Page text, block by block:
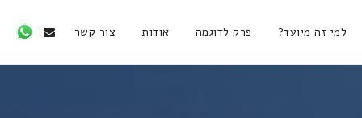
למי זה מיועד? פרק לדוגמה אודות צור קשר